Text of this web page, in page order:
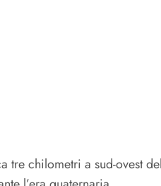
chilometri a sud-ovest